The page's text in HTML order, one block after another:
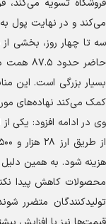
فروشگاه تسویه می‌کند،
می‌کند و در نهایت پول
سه تا چهار روز، بخشی
حاضر
بسیار بزرگی است. این
کمک می‌کند نهاده‌های مورد
وی در ادامه افزود: یکی
هزینه شود. به همین دلیل
محصولات کاهش پیدا
تولیدکنندگان متضرر